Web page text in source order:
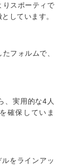
りスポーティで
しています。
フォルムで、
、実用的な4人
確保していま
をラインアッ